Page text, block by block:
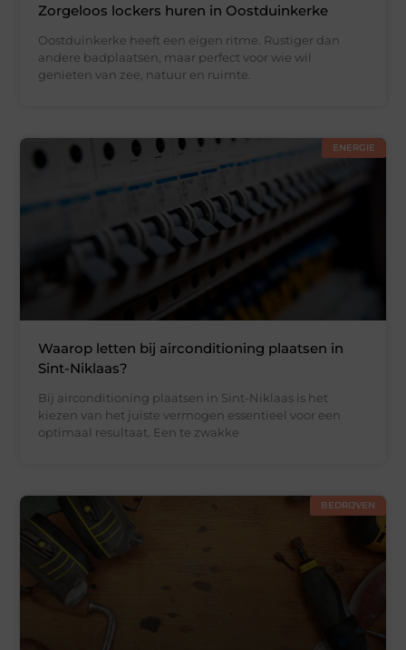
Zorgeloos lockers huren in Oostduinkerke
Oostduinkerke heeft een eigen ritme. Rustiger dan
andere badplaatsen, maar perfect voor wie wil
genieten van zee, natuur en ruimte.
ENERGIE
Waarop letten bij airconditioning plaatsen in
Sint-Niklaas?
Bij airconditioning plaatsen in Sint-Niklaas is het
kiezen van het juiste vermogen essentieel voor een
optimaal resultaat. Een te zwakke
BEDRIJVEN